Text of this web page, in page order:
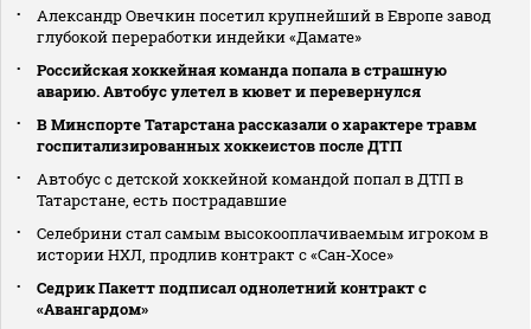
Александр Овечкин посетил крупнейший в Европе завод
глубокой переработки индейки «Дамате»
Российская хоккейная команда попала в страшную
аварию. Автобус улетел в кювет и перевернулся
В Минспорте Татарстана рассказали о характере травм
госпитализированных хоккеистов после ДТП
Автобус с детской хоккейной командой попал в ДТП в
Татарстане, есть пострадавшие
Селебрини стал самым высокооплачиваемым игроком в
истории НХЛ, продлив контракт с «Сан‑Хосе»
Седрик Пакетт подписал однолетний контракт с
«Авангардом»